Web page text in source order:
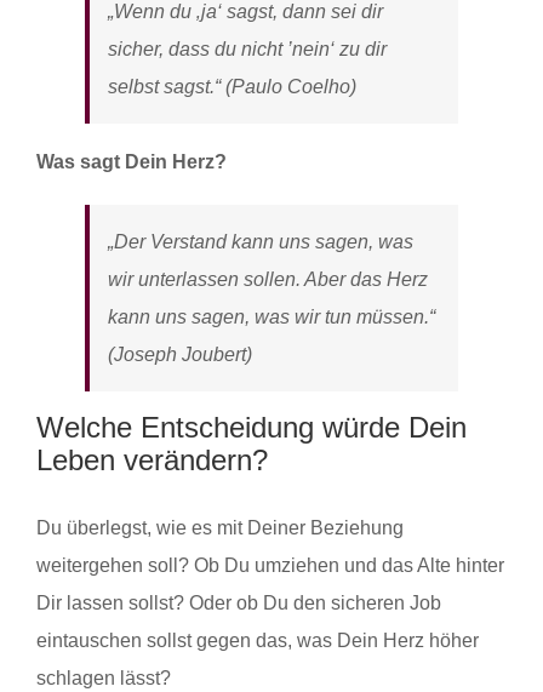
„Wenn du ‚ja‘ sagst, dann sei dir
sicher, dass du nicht ’nein‘ zu dir
selbst sagst.“ (Paulo Coelho)
Was sagt Dein Herz?
„Der Verstand kann uns sagen, was
wir unterlassen sollen. Aber das Herz
kann uns sagen, was wir tun müssen.“
(Joseph Joubert)
Welche Entscheidung würde Dein
Leben verändern?
Du überlegst, wie es mit Deiner Beziehung
weitergehen soll? Ob Du umziehen und das Alte hinter
Dir lassen sollst? Oder ob Du den sicheren Job
eintauschen sollst gegen das, was Dein Herz höher
schlagen lässt?